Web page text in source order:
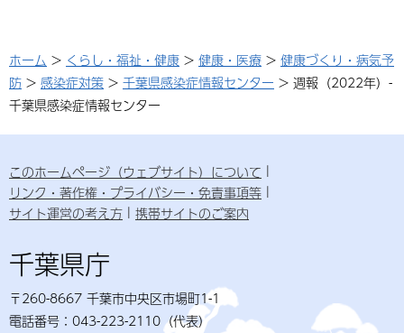
ホーム > くらし・福祉・健康 > 健康・医療 > 健康づくり・病気予
防 > 感染症対策 > 千葉県感染症情報センター > 週報（2022年）-
千葉県感染症情報センター
このホームページ（ウェブサイト）について
リンク・著作権・プライバシー・免責事項等
サイト運営の考え方
携帯サイトのご案内
千葉県庁
〒260-8667 千葉市中央区市場町1-1
電話番号：043-223-2110（代表）